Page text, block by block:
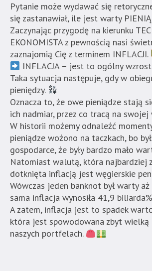
Pytanie może wydawać się
się zastanawiał, ile jest warty
Zaczynając przygodę na kierunku
EKONOMISTA z pewnością nasi
zaznajomią Cię z terminem INFLACJI.
INFLACJA – jest to ogólny
Taka sytuacja następuje, gdy w
pieniędzy.
Oznacza to, że owe pieniądze stają
ich nadmiar, przez co tracą na
W historii możemy odnaleźć
pieniądze wożono na taczkach, bo
gospodarce, że były bardzo mało
Natomiast walutą, która najbardziej
dotknięta inflacją jest węgierskie
Wówczas jeden banknot był warty
sama inflacja wynosiła 41,9
A zatem, inflacja jest to spadek
która jest spowodowana zbyt
naszych portfelach.